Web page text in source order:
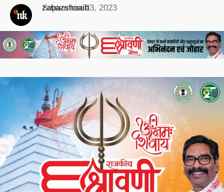
zabazshoaib
September 23, 2023